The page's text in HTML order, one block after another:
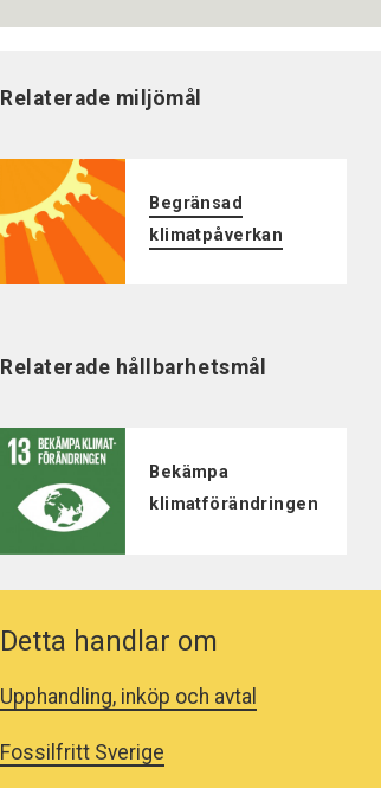
Relaterade miljömål
Begränsad
klimatpåverkan
Relaterade hållbarhetsmål
Bekämpa
klimatförändringen
Detta handlar om
Upphandling, inköp och avtal
Fossilfritt Sverige